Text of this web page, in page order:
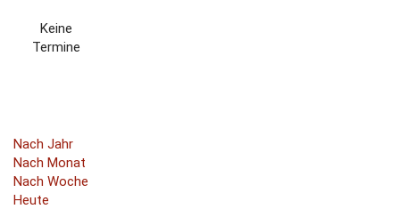
Keine
Termine
Nach Jahr
Nach Monat
Nach Woche
Heute